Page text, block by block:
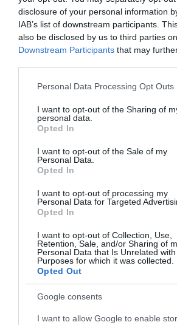
disclosure of your personal information
IAB’s list of downstream participants.
also be disclosed by us to third parties
Downstream Participants that may
Please note that this website/app uses
not limited to your visit or usage
grant or deny consent to Google and its
use your data for below specified
consent section.
Personal Data Processing Opt Outs
I want to opt-out of the Sharing of
personal data.
Opted In
I want to opt-out of the Sale of my
Personal Data.
Opted In
I want to opt-out of processing my
Personal Data for Targeted
Opted In
I want to opt-out of Collection, Use,
Retention, Sale, and/or Sharing of
Personal Data that Is Unrelated
Purposes for which it was collected.
Opted Out
Google consents
I want to allow Google to enable
Egy kutatás szerint évente
azzal a céllal, hogy valamilyen
egészségügyi, szépészeti
vegyen igénybe. Legyen szó
hajbeültetésről, fogászati
vagy plasztikai műtétekről,
európai dönt úgy, hogy
Virágzik az
Törökországban – de
TURI DÁNIEL